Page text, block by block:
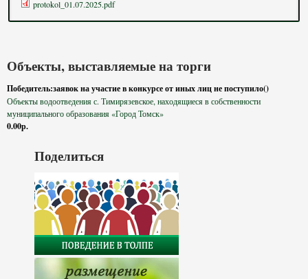
protokol_01.07.2025.pdf
Объекты, выставляемые на торги
Победитель:заявок на участие в конкурсе от иных лиц не поступило()
Объекты водоотведения с. Тимирязевское, находящиеся в собственности
муниципального образования «Город Томск»
0.00р.
Поделиться